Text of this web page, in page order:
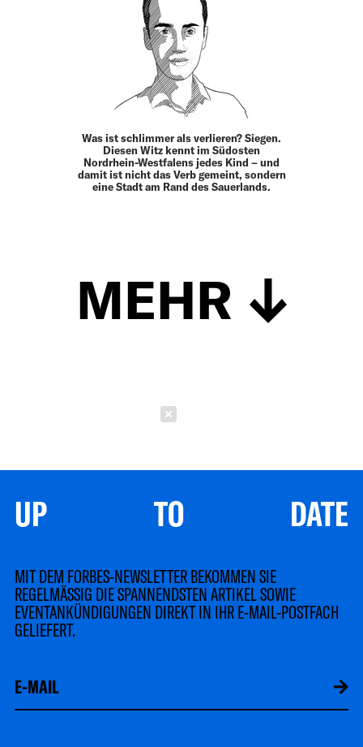
Was ist schlimmer als verlieren? Siegen.
Diesen Witz kennt im Südosten
Nordrhein-Westfalens jedes Kind – und
damit ist nicht das Verb gemeint, sondern
eine Stadt am Rand des Sauerlands.
MEHR
UP TO DATE
MIT DEM FORBES-NEWSLETTER BEKOMMEN SIE
REGELMÄSSIG DIE SPANNENDSTEN ARTIKEL SOWIE
EVENTANKÜNDIGUNGEN DIREKT IN IHR E-MAIL-POSTFACH
GELIEFERT.